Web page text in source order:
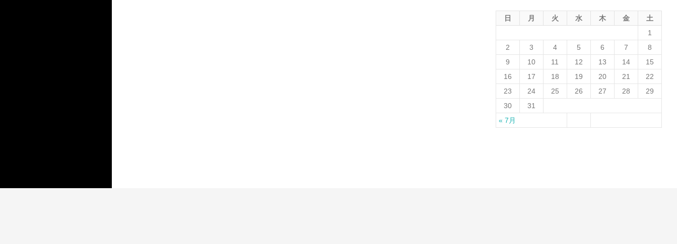
日 月 火 水 木 金 土
« 7月
1
2
3 4 5 6 7
8
9
10 11 12 13 14
15
16
17 18 19 20 21
22
23
24 25 26 27 28
29
30
31